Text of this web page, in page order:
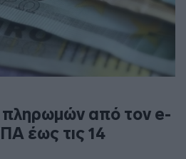
πληρωμών από τον e-
έως τις 14